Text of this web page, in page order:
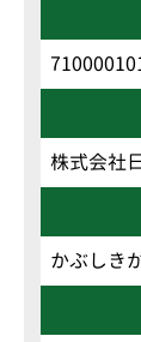
株式会社
かぶしき